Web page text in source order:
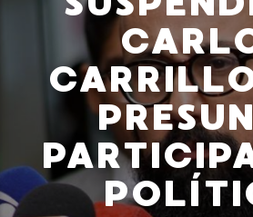
CANCIÓN ACTUAL